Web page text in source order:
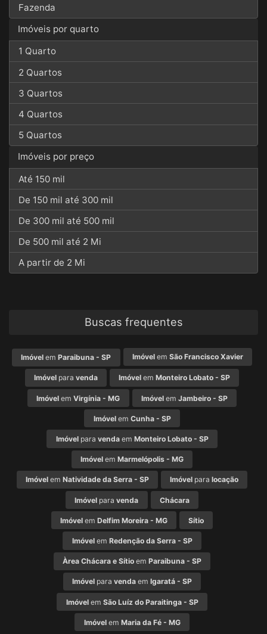
Fazenda
Imóveis por quarto
1 Quarto
2 Quartos
3 Quartos
4 Quartos
5 Quartos
Imóveis por preço
Até 150 mil
De 150 mil até 300 mil
De 300 mil até 500 mil
De 500 mil até 2 Mi
A partir de 2 Mi
Buscas frequentes
Imóvel emParaibuna - SP Imóvelem São Francisco Xavier
Imóvelpara venda Imóvel emMonteiro Lobato - SP
Imóvel emVirgínia - MG Imóvelem Jambeiro - SP
Imóvelem Cunha - SP
Imóvelpara vendaem Monteiro Lobato - SP
Imóvel em Marmelópolis - MG
Imóvelem Natividade da Serra - SP Imóvel paralocação
Imóvel paravenda Chácara
Imóvelem Delfim Moreira - MG Sítio
Imóvelem Redenção da Serra - SP
Àrea Chácara e Sítio em Paraibuna - SP
Imóvel para venda em Igaratá - SP
Imóvelem São Luíz do Paraitinga - SP
Imóvelem Maria da Fé - MG